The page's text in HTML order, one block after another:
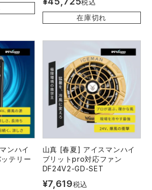
税込
在庫切れ
ンハイ
テリー
山真 [春夏] アイスマンハイ
ブリットpro対応ファン
DF24V2-GD-SET
¥7,619税込